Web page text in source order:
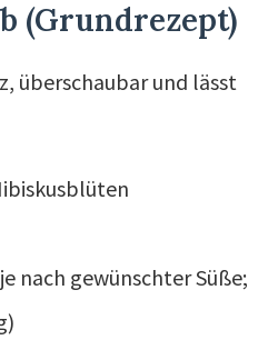
(Grundrezept)
überschaubar und lässt
nach gewünschter Süße;